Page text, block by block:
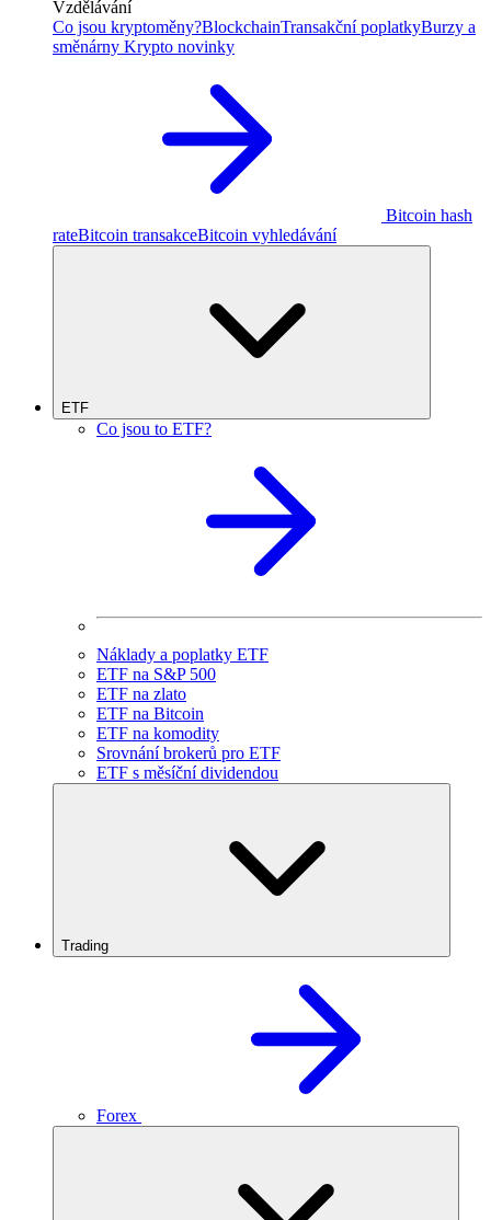
Vzdělávání
Co jsou kryptoměny?BlockchainTransakční poplatkyBurzy a
směnárny Krypto novinky
Bitcoin hash
rateBitcoin transakceBitcoin vyhledávání
ETF
Co jsou to ETF?
Náklady a poplatky ETF
ETF na S&P 500
ETF na zlato
ETF na Bitcoin
ETF na komodity
Srovnání brokerů pro ETF
ETF s měsíční dividendou
Trading
Forex